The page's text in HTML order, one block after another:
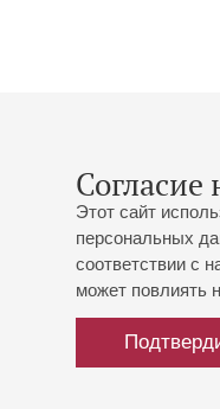
Согласие
Этот сайт
персональных
соответствии с
может повлиять